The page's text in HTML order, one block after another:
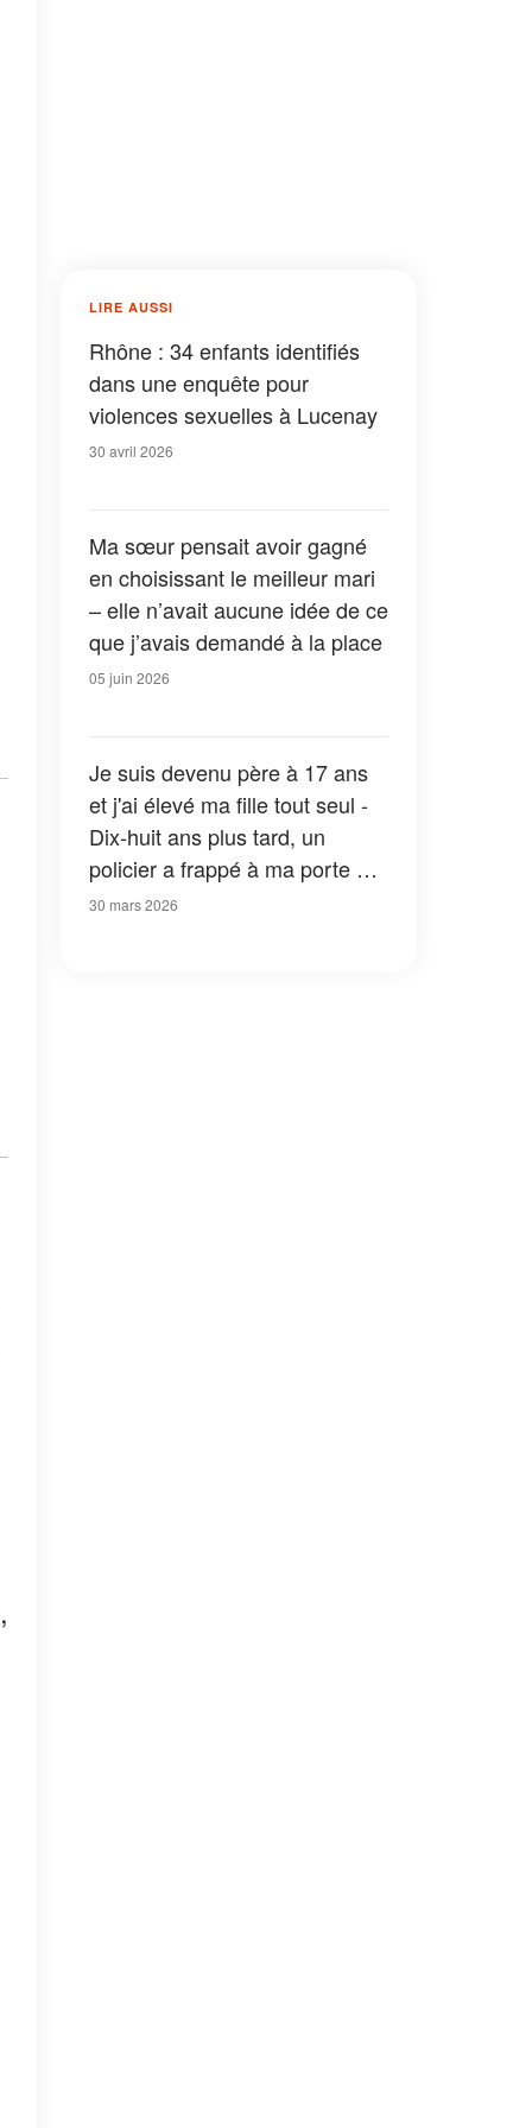
LIRE AUSSI
Rhône : 34 enfants identifiés
dans une enquête pour
violences sexuelles à Lucenay
30 avril 2026
Ma sœur pensait avoir gagné
en choisissant le meilleur mari
– elle n’avait aucune idée de ce
que j’avais demandé à la place
05 juin 2026
Je suis devenu père à 17 ans
et j'ai élevé ma fille tout seul -
Dix-huit ans plus tard, un
policier a frappé à ma porte et
m'a demandé : « Monsieur,
30 mars 2026